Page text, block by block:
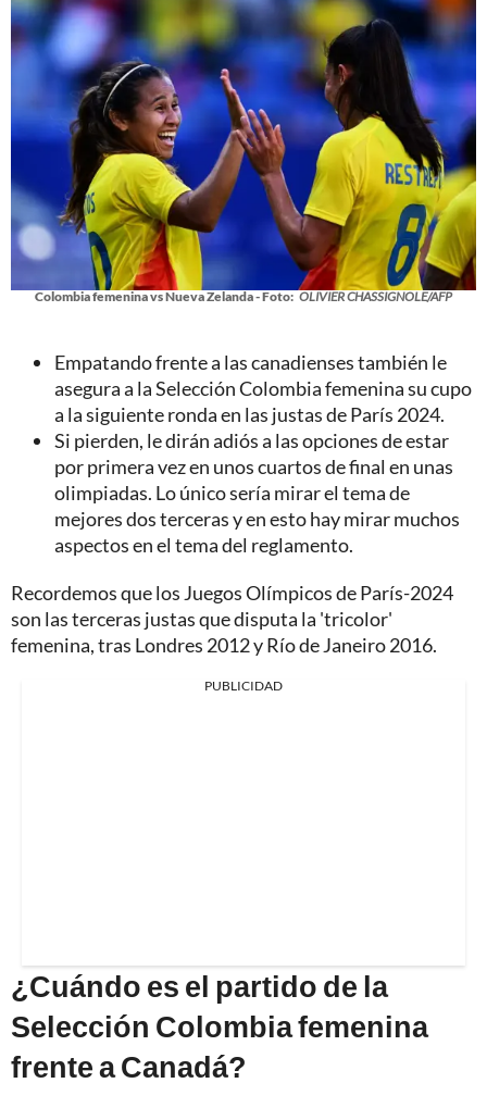
Colombia femenina vs Nueva Zelanda - Foto: OLIVIER CHASSIGNOLE/AFP
Empatando frente a las canadienses también le
asegura a la Selección Colombia femenina su cupo
a la siguiente ronda en las justas de París 2024.
Si pierden, le dirán adiós a las opciones de estar
por primera vez en unos cuartos de final en unas
olimpiadas. Lo único sería mirar el tema de
mejores dos terceras y en esto hay mirar muchos
aspectos en el tema del reglamento.
Recordemos que los Juegos Olímpicos de París-2024
son las terceras justas que disputa la 'tricolor'
femenina, tras Londres 2012 y Río de Janeiro 2016.
PUBLICIDAD
¿Cuándo es el partido de la
Selección Colombia femenina
frente a Canadá?